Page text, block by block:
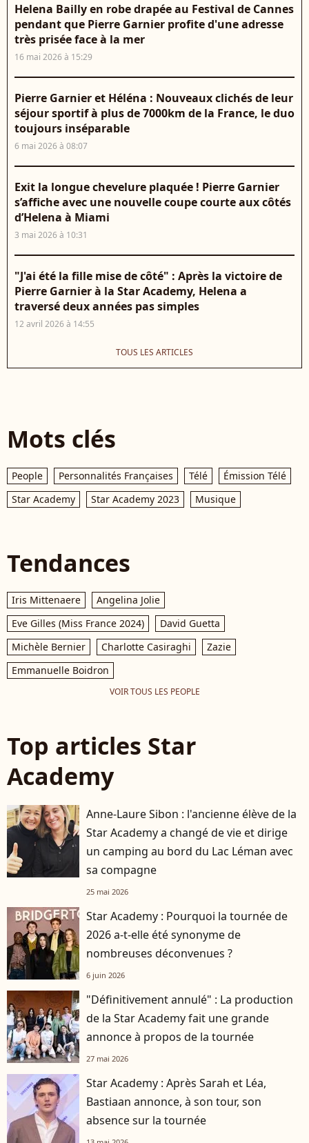
Helena Bailly en robe drapée au Festival de Cannes
pendant que Pierre Garnier profite d'une adresse
très prisée face à la mer
16 mai 2026 à 15:29
Pierre Garnier et Héléna : Nouveaux clichés de leur
séjour sportif à plus de 7000km de la France, le duo
toujours inséparable
6 mai 2026 à 08:07
Exit la longue chevelure plaquée ! Pierre Garnier
s’affiche avec une nouvelle coupe courte aux côtés
d’Helena à Miami
3 mai 2026 à 10:31
"J'ai été la fille mise de côté" : Après la victoire de
Pierre Garnier à la Star Academy, Helena a
traversé deux années pas simples
12 avril 2026 à 14:55
TOUS LES ARTICLES
Mots clés
People Personnalités Françaises Télé
Émission Télé
Star Academy
Star Academy 2023 Musique
Tendances
Iris Mittenaere
Angelina Jolie
Eve Gilles (Miss France 2024)
David Guetta
Michèle Bernier
Charlotte Casiraghi
Zazie
Emmanuelle Boidron
VOIR TOUS LES PEOPLE
Top articles Star
Academy
Anne-Laure Sibon : l'ancienne élève de la
Star Academy a changé de vie et dirige
un camping au bord du Lac Léman avec
sa compagne
25 mai 2026
Star Academy : Pourquoi la tournée de
2026 a-t-elle été synonyme de
nombreuses déconvenues ?
6 juin 2026
"Définitivement annulé" : La production
de la Star Academy fait une grande
annonce à propos de la tournée
27 mai 2026
Star Academy : Après Sarah et Léa,
Bastiaan annonce, à son tour, son
absence sur la tournée